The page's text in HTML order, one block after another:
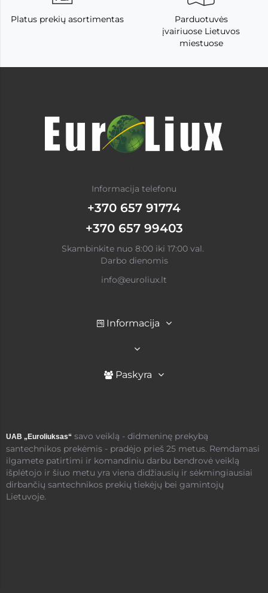
Platus prekių asortimentas
Parduotuvės
įvairiuose Lietuvos
miestuose
Informacija telefonu
+370 657 91774
+370 657 99403
Skambinkite nuo 8:00 iki 17:00 val.
Darbo dienomis
info@euroliux.lt
Informacija
Paskyra
UAB „Euroliuksas“ savo veiklą - didmeninę prekybą
santechnikos prekėmis - pradėjo prieš 25 metus. Remdamasi
ilgamete patirtimi ir komandiniu darbu bendrovė veiklą
išplėtojo ir šiuo metu yra viena didžiausių ir sėkmingiausiai
dirbančių santechnikos prekių tiekėjų bei gamintojų
Lietuvoje.